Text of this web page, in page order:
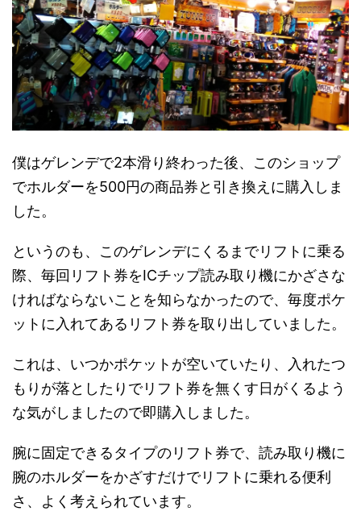
僕はゲレンデで2本滑り終わった後、このショップ
でホルダーを500円の商品券と引き換えに購入しま
した。
というのも、このゲレンデにくるまでリフトに乗る
際、毎回リフト券をICチップ読み取り機にかざさな
ければならないことを知らなかったので、毎度ポケ
ットに入れてあるリフト券を取り出していました。
これは、いつかポケットが空いていたり、入れたつ
もりが落としたりでリフト券を無くす日がくるよう
な気がしましたので即購入しました。
腕に固定できるタイプのリフト券で、読み取り機に
腕のホルダーをかざすだけでリフトに乗れる便利
さ、よく考えられています。